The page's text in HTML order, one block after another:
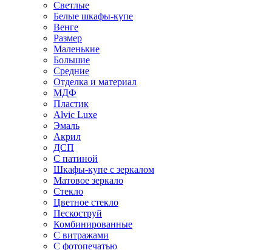
Светлые
Белые шкафы-купе
Венге
Размер
Маленькие
Большие
Средние
Отделка и материал
МДФ
Пластик
Alvic Luxe
Эмаль
Акрил
ДСП
С патиной
Шкафы-купе с зеркалом
Матовое зеркало
Стекло
Цветное стекло
Пескоструй
Комбинированные
С витражами
С фотопечатью